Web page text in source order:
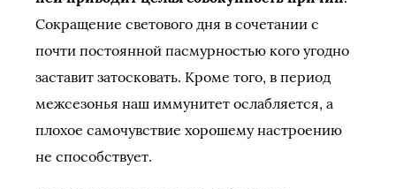
Сокращение светового дня в сочетании с
почти постоянной пасмурностью кого угодно
заставит затосковать. Кроме того, в период
межсезонья наш иммунитет ослабляется, а
плохое самочувствие хорошему настроению
не способствует.